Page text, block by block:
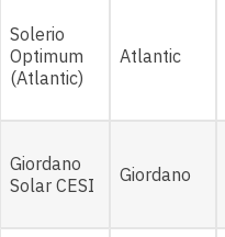
Solerio
Optimum
(Atlantic)
Atlantic
Giordano
Solar CESI
Giordano